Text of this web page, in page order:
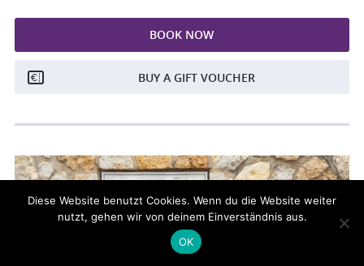
BOOK NOW
BUY A GIFT VOUCHER
Diese Website benutzt Cookies. Wenn du die Website weiter
nutzt, gehen wir von deinem Einverständnis aus.
OK